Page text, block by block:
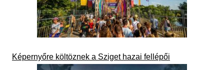
Képernyőre költöznek a Sziget hazai fellépői